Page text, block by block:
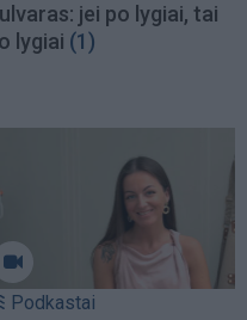
jei po lygiai, tai
lygiai (1)
Podkastai